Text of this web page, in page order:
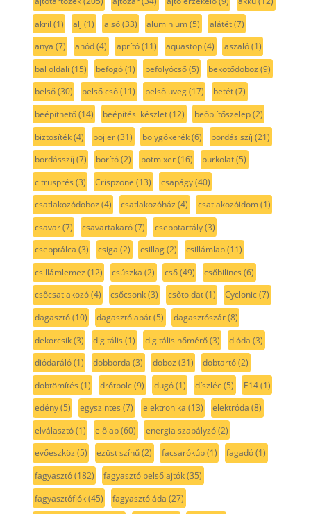
akril (1) alj (1) alsó(33) aluminium(5) alátét(7)
anya (7) anód(4) aprító(11) aquastop(4) aszaló(1)
bal oldali (15) befogó(1) befolyócső(5) bekötődoboz (9)
belső(30) belső cső(11) belső üveg(17) betét(7)
beépíthető(14) beépítési készlet(12) beőblítőszelep(2)
biztosíték(4) bojler(31) bolygókerék(6) bordás szíj (21)
bordásszíj (7) borító(2) botmixer(16) burkolat(5)
citrusprés (3) Crispzone (13) csapágy(40)
csatlakozódoboz (4) csatlakozóház (4) csatlakozóidom(1)
csavar(7) csavartakaró(7) csepptartály(3)
csepptálca (3) csiga (2) csillag(2) csillámlap(11)
csillámlemez (12) csúszka (2) cső(49) csőbilincs (6)
csőcsatlakozó(4) csőcsonk(3) csőtoldat(1) Cyclonic(7)
dagasztó(10) dagasztólapát(5) dagasztószár(8)
dekorcsík(3) digitális (1) digitális hőmérő(3) dióda (3)
diódaráló(1) dobborda (3) doboz (31) dobtartó(2)
dobtömítés (1) drótpolc(9) dugó(1) díszléc(5) E14(1)
edény(5) egyszintes (7) elektronika (13) elektróda (8)
elválasztó(1) előlap(60) energia szabályzó(2)
evőeszköz (5) ezüst színű(2) facsarókúp(1) fagadó(1)
fagyasztó(182) fagyasztó belső ajtók(35)
fagyasztófiók(45) fagyasztóláda (27)